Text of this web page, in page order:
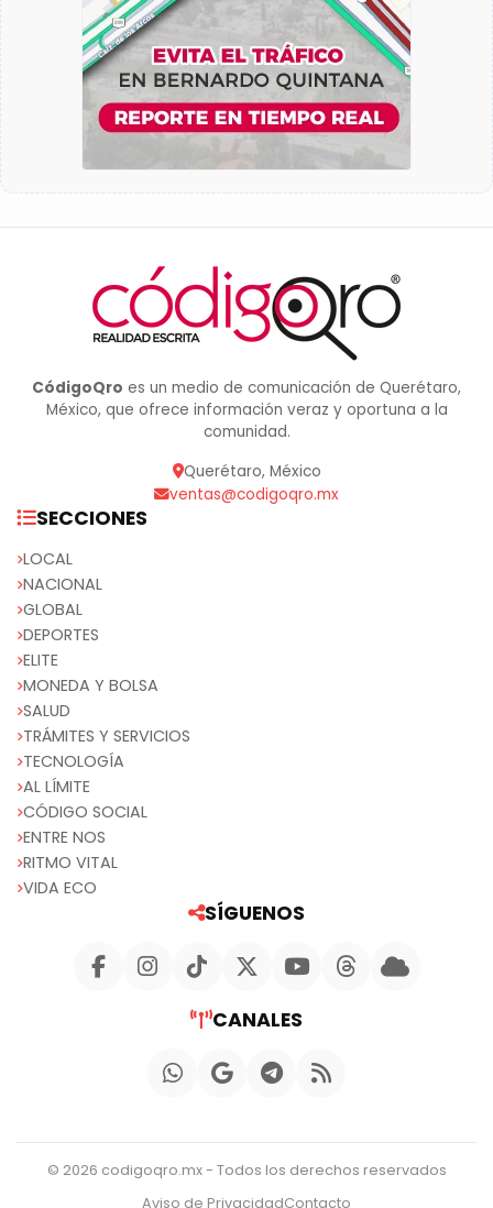
CódigoQro es un medio de comunicación de Querétaro,
México, que ofrece información veraz y oportuna a la
comunidad.
Querétaro, México
ventas@codigoqro.mx
SECCIONES
LOCAL
NACIONAL
GLOBAL
DEPORTES
ELITE
MONEDA Y BOLSA
SALUD
TRÁMITES Y SERVICIOS
TECNOLOGÍA
AL LÍMITE
CÓDIGO SOCIAL
ENTRE NOS
RITMO VITAL
VIDA ECO
SÍGUENOS
CANALES
© 2026 codigoqro.mx - Todos los derechos reservados
Aviso de PrivacidadContacto